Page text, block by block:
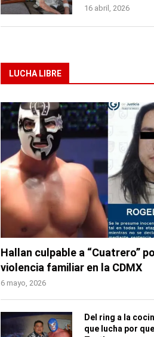
16 abril, 2026
LUCHA LIBRE
Hallan culpable a “Cuatrero”
violencia familiar en la CDMX
6 mayo, 2026
Del ring a la
que lucha por